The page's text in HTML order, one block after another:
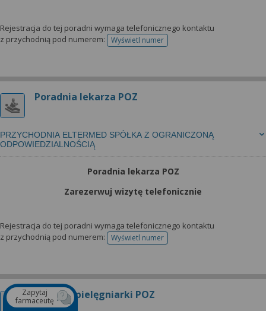
Rejestracja do tej poradni wymaga telefonicznego kontaktu
z przychodnią pod numerem:
Wyświetl numertelefonu do rejestracji
Poradnia lekarza POZ
PRZYCHODNIA ELTERMED SPÓŁKA Z OGRANICZONĄ
ODPOWIEDZIALNOŚCIĄ
Poradnia lekarza POZ
Zarezerwuj wizytę telefonicznie
Rejestracja do tej poradni wymaga telefonicznego kontaktu
z przychodnią pod numerem:
Wyświetl numertelefonu do rejestracji
Gabinet pielęgniarki POZ
Zapytaj
farmaceutę